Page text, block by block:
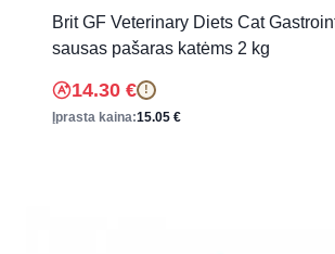
Brit GF Veterinary Diets Cat
sausas pašaras katėms 2 kg
14.30 € !
Įprasta kaina:15.05 €